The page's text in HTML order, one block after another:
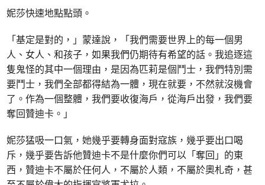
妮莎快速地點點頭。
「基定是對的，」蒙達說，「我們需要世界上的每一個男
人、女人、和孩子，如果我們仍期待有希望的話。我追逐這
隻鬼怪的其中一個理由，是因為匹莉是個鬥士，我們特別需
要鬥士，我們全部都得結為一體，現在就要，不然就沒機會
了。作為一個整體，我們要收復海戶，從海戶出發，我們要
奪回贊迪卡。」
妮莎猛吸一口氣，她幾乎要轉身面對寇族，幾乎要出口喝
斥，幾乎要告訴他贊迪卡不是什麼你們可以「奪回」的東
西，贊迪卡不屬於任何人，不屬於人類，不屬於奧札奇，甚